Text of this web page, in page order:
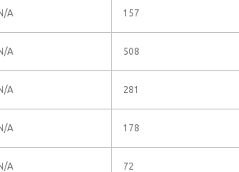
A 157
A 508
A 281
A 178
A 72